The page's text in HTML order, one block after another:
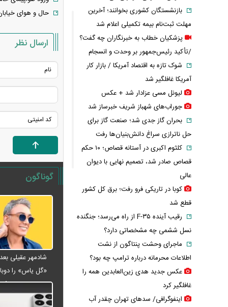
حال و هوای
ارسال نظر
گوناگون
«گل یاس» را
ویدئو
بازنشستگان کشوری بخوانند؛ آخرین
مهلت ثبت‌نام بیمه تکمیلی اعلام شد
پزشکیان خطاب به خبرنگاران چه گفت؟
/تأکید رئیس‌جمهور بر وحدت و انسجام
شوک تازه به اقتصاد آمریکا / بازار کار
آمریکا غافلگیر شد
لیونل مسی عزادار شد + عکس
جوراب‌های شهباز شریف خبرساز شد
بحران گاز جدی شد؛ صنعت گاز برای
حل ناترازی سراغ دانش‌بنیان‌ها رفت
کلثوم اکبری در آستانه قصاص؛ ۱۰ حکم
قصاص صادر شد، تصمیم نهایی با دیوان
عالی
کوبا در تاریکی فرو رفت؛ برق کل کشور
قطع شد
رقیب آینده F-۳۵ از راه می‌رسد؛ جنگنده
نسل ششمی چه مشخصاتی دارد؟
ماجرای وحشت پنتاگون از نشت
اطلاعات محرمانه درباره ترامپ چه بود؟
عکس جدید هدی زین‌العابدین همه را
غافلگیر کرد
اینفوگرافی/ سدهای تهران چقدر آب